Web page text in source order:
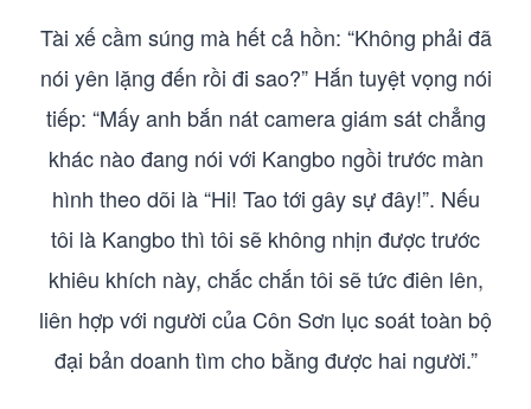
Tài xế cầm súng mà hết cả hồn: “Không phải đã
nói yên lặng đến rồi đi sao?” Hắn tuyệt vọng nói
tiếp: “Mấy anh bắn nát camera giám sát chẳng
khác nào đang nói với Kangbo ngồi trước màn
hình theo dõi là “Hi! Tao tới gây sự đây!”. Nếu
tôi là Kangbo thì tôi sẽ không nhịn được trước
khiêu khích này, chắc chắn tôi sẽ tức điên lên,
liên hợp với người của Côn Sơn lục soát toàn bộ
đại bản doanh tìm cho bằng được hai người.”